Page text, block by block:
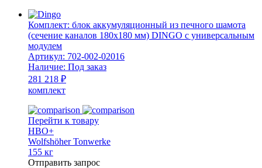
Комплект: блок аккумуляционный из печного шамота
(сечение каналов 180х180 мм) DINGO с универсальным
модулем
Артикул: 702-002-02016
Наличие: Под заказ
281 218 ₽
комплект
Перейти к товару
HBO+
Wolfshöher Tonwerke
155 кг
Отправить запрос